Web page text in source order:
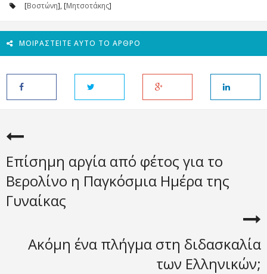
[Βοστώνη], [Μητσοτάκης]
ΜΟΙΡΑΣΤΕΊΤΕ ΑΥΤΌ ΤΟ ΆΡΘΡΟ
Επίσημη αργία από φέτος για το
Βερολίνο η Παγκόσμια Ημέρα της
Γυναίκας
Ακόμη ένα πλήγμα στη διδασκαλία
των Ελληνικών;